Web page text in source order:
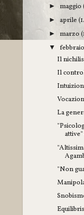
► maggio
► aprile
► marzo
▼ febbraio
Il
Il
La
"Non